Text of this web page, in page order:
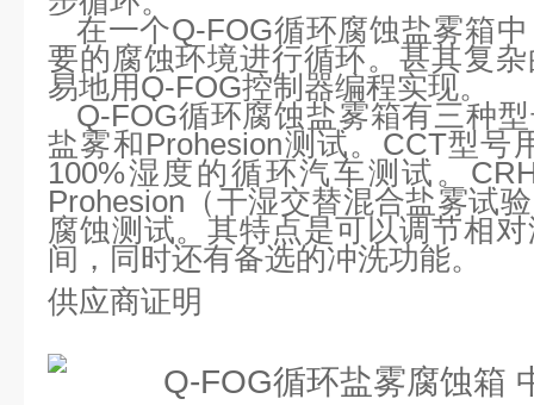
在一个Q-FOG循环腐蚀盐雾箱
要的腐蚀环境进行循环。甚其复
易地用Q-FOG控制器编程实现。
Q-FOG循环腐蚀盐雾箱有三种
盐雾和Prohesion测试。CCT型号
100%湿度的循环汽车测试。
Prohesion（干湿交替混合盐雾试
腐蚀测试。其特点是可以调节相
间，同时还有备选的冲洗功能。
供应商证明